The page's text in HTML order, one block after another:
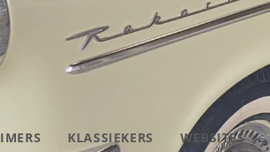
KLASSIEKERS WEBSITES